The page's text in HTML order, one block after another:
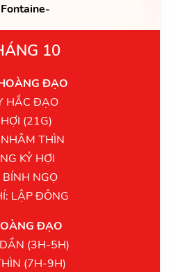
10
ĐẠO
HẮC ĐẠO
(21G)
THÌN
KỶ HỢI
NGỌ
LẬP ĐÔNG
ĐẠO
(3H-5H)
(7H-9H)